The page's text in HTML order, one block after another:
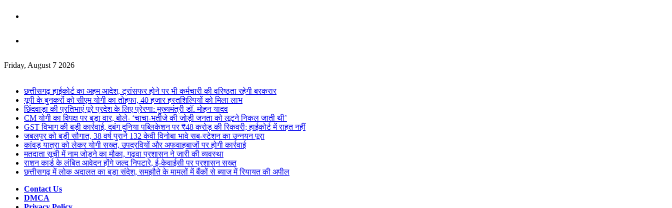
for
Friday, August 7 2026
छत्तीसगढ़ हाईकोर्ट का अहम आदेश, ट्रांसफर होने पर भी कर्मचारी की वरिष्ठता रहेगी बरकरार
यूपी के बुनकरों को सीएम योगी का तोहफा, 40 हजार हस्तशिल्पियों को मिला लाभ
छिंदवाड़ा की प्रतिभाएं पूरे प्रदेश के लिए प्रेरणा: मुख्यमंत्री डॉ. मोहन यादव
CM योगी का विपक्ष पर बड़ा वार, बोले- ‘चाचा-भतीजे की जोड़ी जनता को लूटने निकल जाती थी’
GST विभाग की बड़ी कार्रवाई, दबंग दुनिया पब्लिकेशन पर ₹48 करोड़ की रिकवरी; हाईकोर्ट में राहत नहीं
जबलपुर को बड़ी सौगात, 38 वर्ष पुराने 132 केवी विनोबा भावे सब-स्टेशन का उन्नयन पूरा
कांवड़ यात्रा को लेकर योगी सख्त, उपद्रवियों और अफवाहबाजों पर होगी कार्रवाई
मतदाता सूची में नाम जोड़ने का मौका, गढ़वा प्रशासन ने जारी की व्यवस्था
राशन कार्ड के लंबित आवेदन होंगे जल्द निपटारे, ई-केवाईसी पर प्रशासन सख्त
छत्तीसगढ़ में लोक अदालत का बड़ा संदेश, समझौते के मामलों में बैंकों से ब्याज में रियायत की अपील
Contact Us
DMCA